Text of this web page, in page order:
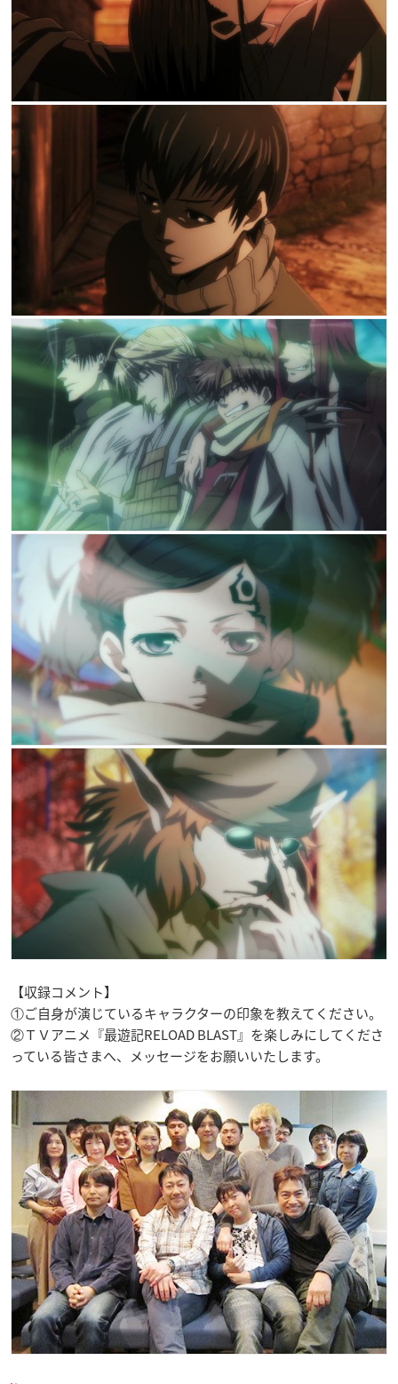
【収録コメント】
①ご自身が演じているキャラクターの印象を教えてください。
②ＴＶアニメ『最遊記RELOAD BLAST』を楽しみにしてくださ
っている皆さまへ、メッセージをお願いいたします。